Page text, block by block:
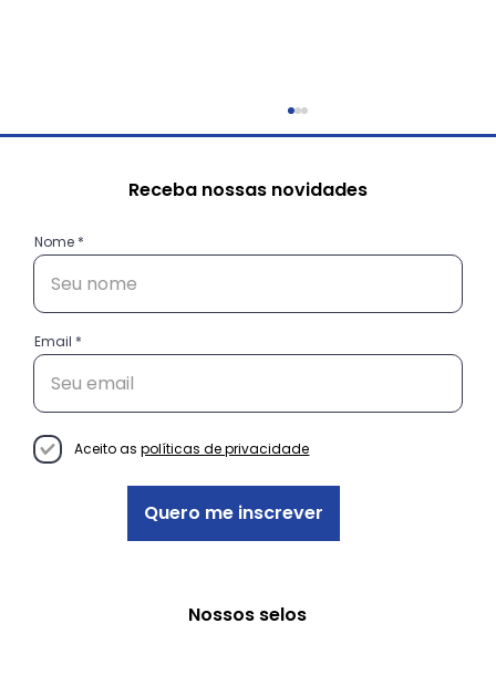
Conexão universidade e
empreendedores de periferia: uma
aula
Receba nossas novidades
Nome
Email
Aceito as políticas de privacidade
Quero me inscrever
Nossos selos